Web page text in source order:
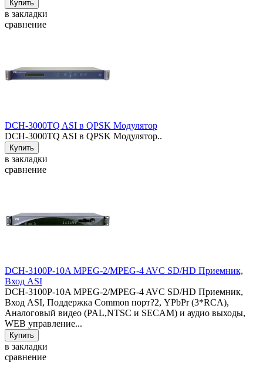
в закладки
сравнение
DCH-3000TQ ASI в QPSK Модулятор
DCH-3000TQ ASI в QPSK Модулятор..
в закладки
сравнение
DCH-3100P-10A MPEG-2/MPEG-4 AVC SD/HD Приемник,
Вход ASI
DCH-3100P-10A MPEG-2/MPEG-4 AVC SD/HD Приемник,
Вход ASI, Поддержка Common порт?2, YPbPr (3*RCA),
Аналоговый видео (PAL,NTSC и SECAM) и аудио выходы,
WEB управление...
в закладки
сравнение